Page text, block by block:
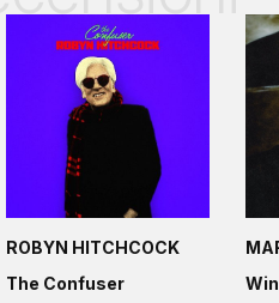
ROBYN HITCHCOCK
The Confuser